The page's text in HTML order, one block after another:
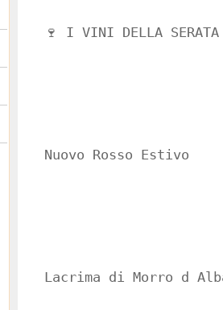
🍷 I VINI DELLA SERATA
Nuovo Rosso Estivo
Lacrima di Morro d